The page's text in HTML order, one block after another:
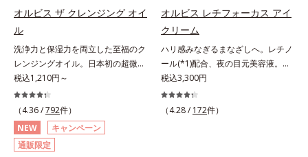
「うるおいコネクト設計」を採用。
8アイテム分の機能を3ステップに集
約し、よりシンプルなお手入れで、
ハリ・ツヤのある好印象な清潔透明
肌(*1)へ導きます。*1 うるおいによ
る透明感のある肌*2 男性の顔画像
を用いた印象評価において、基準画
像に対して、頬全体に輝度分布がな
だらかな光（ツヤ）があると、爽や
かさ印象が高く評価されたこと*3
2022年12月22日時点で、科学文献
ビスユー ドットシリーズは美容成
ター(*8)」を配合。そして、従来か
ら配合している美白有効成分「トラ
ネキサム酸」を配合しました。さら
に、シリーズ共通の美容成分(*7)
「GLルートブースター(*9)」を配合
することで、肌のふっくら感や透明
オルビス ザ クレンジング オイ
ル
洗浄力と保湿力を両立した至福のク
レンジングオイル。日本初の超微粒
子技術(*1)が毛穴奥の微細な汚れに
アプローチ。圧倒的な洗浄力と毛穴
悩みに着目したクレンジングオイル
です。日本初・超微粒子技術(*1)
で、さっと塗り広げるだけで濃いメ
イクはもちろん毛穴悩みも取り去
税込1,210円～
（4.36 /792件）
NEW
キャンペーン
通販限定
オルビス レチフォーカス アイ
クリーム
ハリ感みなぎるまなざしへ。レチノ
ール(*1)配合、夜の目元美容液。オ
ルビスの目元技術を結集し、ハリ感
みなぎるまなざしへ。レチノール
(*1)配合の目元美容液です。目元悩
税込3,300円
（4.28 / 172件）